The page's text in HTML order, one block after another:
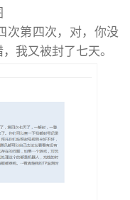
次第四次，对，你没
我又被封了七天。